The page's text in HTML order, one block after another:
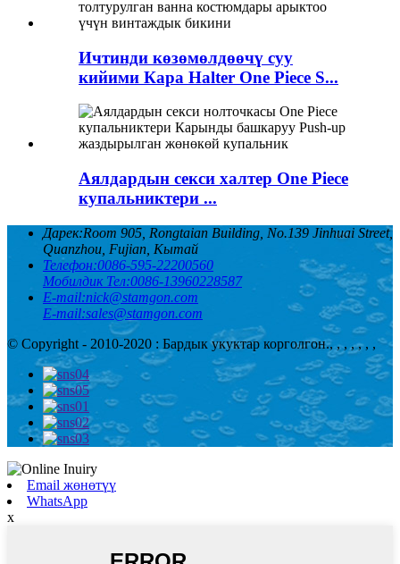
Ичтинди көзөмөлдөөчү суу
кийими Кара Halter One Piece S...
Аялдардын секси халтер One Piece
купальниктери ...
Дарек:Room 905, Rongtaian Building, No.139 Jinhuai Street,
Quanzhou, Fujian, Кытай
Телефон:0086-595-22200560
Мобилдик Тел:0086-13960228587
E-mail:nick@stamgon.com
E-mail:sales@stamgon.com
© Copyright - 2010-2020 : Бардык укуктар корголгон., , , , , , ,
Email жөнөтүү
WhatsApp
x